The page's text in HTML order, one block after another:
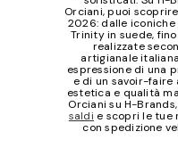
Orciani, puoi
2026: dalle iconiche
Trinity in suede,
realizzate
artigianale
espressione di una
e di un savoir-faire
estetica e qualità
Orciani su H-
saldi e scopri le tue
con spedizione